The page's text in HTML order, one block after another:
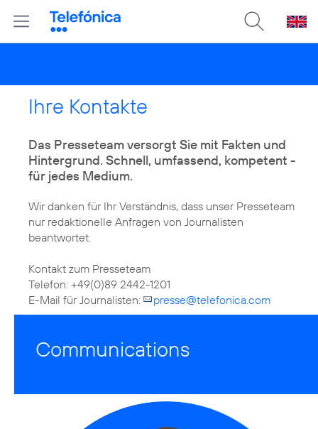
Ihre Kontakte
Das Presseteam versorgt Sie mit Fakten und
Hintergrund. Schnell, umfassend, kompetent -
für jedes Medium.
Wir danken für Ihr Verständnis, dass unser Presseteam
nur redaktionelle Anfragen von Journalisten
beantwortet.
Kontakt zum Presseteam
Telefon: +49(0)89 2442-1201
E-Mail für Journalisten:
presse@telefonica.com
Communications